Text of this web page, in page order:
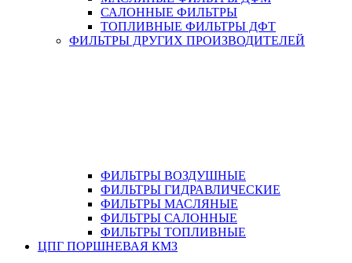
САЛОННЫЕ ФИЛЬТРЫ
ТОПЛИВНЫЕ ФИЛЬТРЫ ДФТ
ФИЛЬТРЫ ДРУГИХ ПРОИЗВОДИТЕЛЕЙ
ФИЛЬТРЫ ВОЗДУШНЫЕ
ФИЛЬТРЫ ГИДРАВЛИЧЕСКИЕ
ФИЛЬТРЫ МАСЛЯНЫЕ
ФИЛЬТРЫ САЛОННЫЕ
ФИЛЬТРЫ ТОПЛИВНЫЕ
ЦПГ ПОРШНЕВАЯ КМЗ